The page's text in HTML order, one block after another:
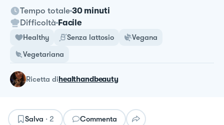
Tempo totale 30 minuti
Difficoltà Facile
Healthy Senza lattosio
Vegana
Vegetariana
ricetta dihealthandbeauty
Salva · 2 Commenta